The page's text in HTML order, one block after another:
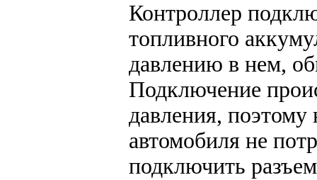
Контроллер
топливного
давлению в нем,
Подключение
давления,
автомобиля не
подключить